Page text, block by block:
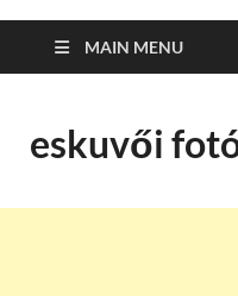
MAIN MENU
eskuvői